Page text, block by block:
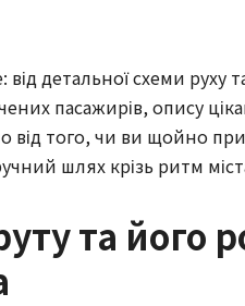
від детальної схеми
пасажирів, опису
від того, чи ви щойно
шлях крізь ритм
та його